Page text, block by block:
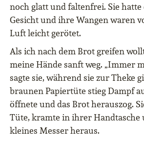
noch glatt und faltenfrei. Sie
Gesicht und ihre Wangen waren
Luft leicht gerötet.
Als ich nach dem Brot greifen
meine Hände sanft weg. „Immer
sagte sie, während sie zur Theke
braunen Papiertüte stieg Dampf
öffnete und das Brot herauszog.
Tüte, kramte in ihrer Handtasche
kleines Messer heraus.